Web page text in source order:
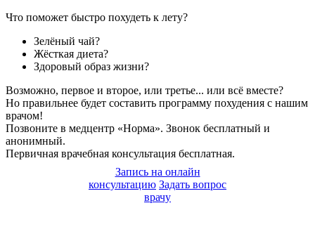
Что поможет быстро похудеть к лету?
Зелёный чай?
Жёсткая диета?
Здоровый образ жизни?
Возможно, первое и второе, или третье... или всё вместе?
Но правильнее будет составить программу похудения с нашим
врачом!
Позвоните в медцентр «Норма». Звонок бесплатный и
анонимный.
Первичная врачебная консультация бесплатная.
Запись на онлайн
консультацию Задать вопрос
врачу